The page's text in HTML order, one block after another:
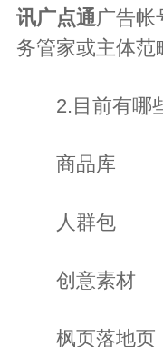
讯广点通广告帐
务管家或主体范
2.目前有哪些
商品库
人群包
创意素材
枫页落地页